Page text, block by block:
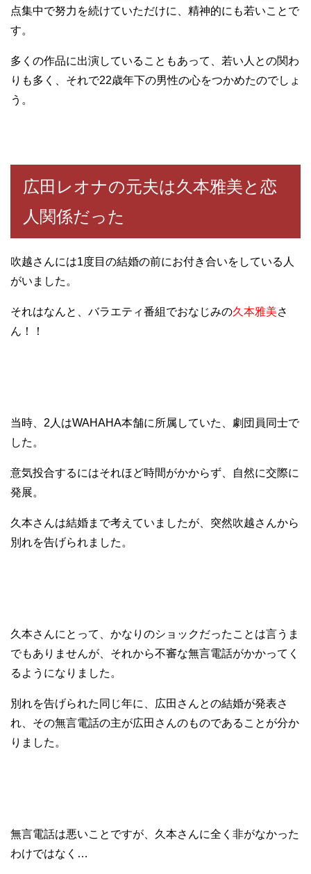
点集中で努力を続けていただけに、精神的にも若いことで
す。
多くの作品に出演していることもあって、若い人との関わ
りも多く、それで22歳年下の男性の心をつかめたのでしょ
う。
広田レオナの元夫は久本雅美と恋
人関係だった
吹越さんには1度目の結婚の前にお付き合いをしている人
がいました。
それはなんと、バラエティ番組でおなじみの久本雅美さ
ん！！
当時、2人はWAHAHA本舗に所属していた、劇団員同士で
した。
意気投合するにはそれほど時間がかからず、自然に交際に
発展。
久本さんは結婚まで考えていましたが、突然吹越さんから
別れを告げられました。
久本さんにとって、かなりのショックだったことは言うま
でもありませんが、それから不審な無言電話がかかってく
るようになりました。
別れを告げられた同じ年に、広田さんとの結婚が発表さ
れ、その無言電話の主が広田さんのものであることが分か
りました。
無言電話は悪いことですが、久本さんに全く非がなかった
わけではなく…